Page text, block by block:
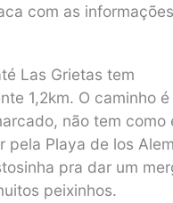
com as
Las Grietas tem
1,2km. O caminho é
não tem como
pela Playa de los
pra dar um
peixinhos.